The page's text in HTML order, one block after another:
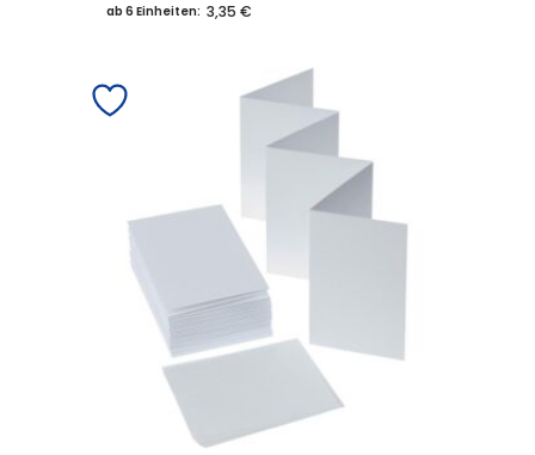
ab 6 Einheiten: 3,35 €
mehrere
Varianten
auf.
Optionen
auf
der
Produktseite
gewählt
werden